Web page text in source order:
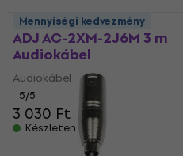
ADJ AC-2XM-2J6M 3 m
Audiokábel
Audiokábel
5/5
3 030 Ft
Készleten
Mennyiségi kedvezmény